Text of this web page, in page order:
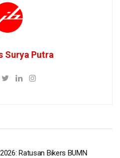
Surya Putra
Ratusan Bikers BUMN